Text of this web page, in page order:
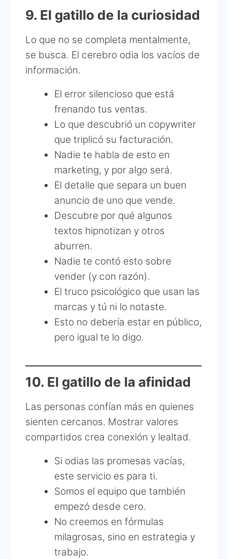
9. El gatillo de la curiosidad
Lo que no se completa mentalmente,
se busca. El cerebro odia los vacíos de
información.
El error silencioso que está
frenando tus ventas.
Lo que descubrió un copywriter
que triplicó su facturación.
Nadie te habla de esto en
marketing, y por algo será.
El detalle que separa un buen
anuncio de uno que vende.
Descubre por qué algunos
textos hipnotizan y otros
aburren.
Nadie te contó esto sobre
vender (y con razón).
El truco psicológico que usan las
marcas y tú ni lo notaste.
Esto no debería estar en público,
pero igual te lo digo.
10. El gatillo de la afinidad
Las personas confían más en quienes
sienten cercanos. Mostrar valores
compartidos crea conexión y lealtad.
Si odias las promesas vacías,
este servicio es para ti.
Somos el equipo que también
empezó desde cero.
No creemos en fórmulas
milagrosas, sino en estrategia y
trabajo.